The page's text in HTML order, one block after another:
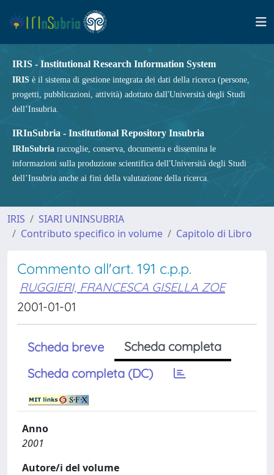
IRIS - Institutional Research Information System
IRIS è il sistema di gestione integrata dei dati della ricerca (persone,
progetti, pubblicazioni, attività) adottato dall'Università degli Studi
dell’Insubria.
IRInSubria - Institutional Repository Insubria
IRInSubria raccoglie, conserva, documenta e dissemina le
informazioni sulla produzione scientifica dell'Università degli Studi
dell’Insubria anche ai fini della valutazione della ricerca.
IRIS
SIARI UNINSUBRIA
Contributo specifico in volume
Capitolo di Libro
Commento all'art. 191 c.p.p.
RUGGIERI, FRANCESCA GISELLA ZOE
2001-01-01
Scheda breve
Scheda completa
Scheda completa (DC)
Anno
2001
Autore/i del volume